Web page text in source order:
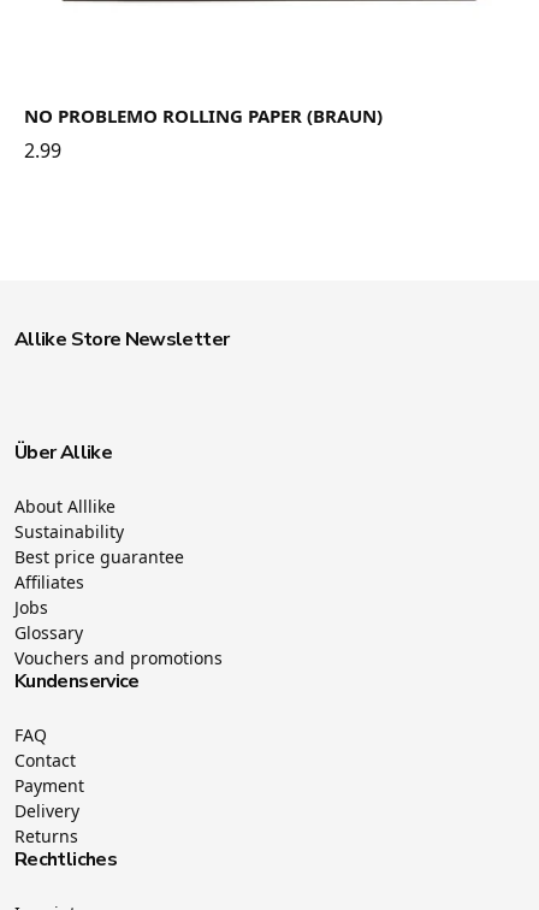
NO PROBLEMO ROLLING PAPER (BRAUN)
2.99
Allike Store Newsletter
Über Allike
About Alllike
Sustainability
Best price guarantee
Affiliates
Jobs
Glossary
Vouchers and promotions
Kundenservice
FAQ
Contact
Payment
Delivery
Returns
Rechtliches